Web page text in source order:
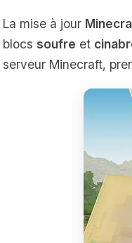
La mise à jour
blocs soufre et
serveur Minecraft,